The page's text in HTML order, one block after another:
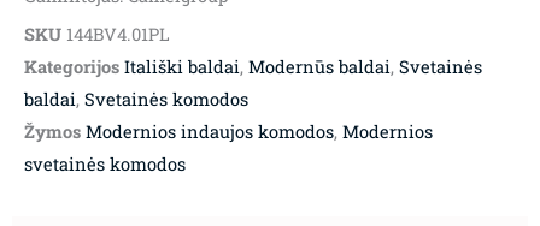
SKU 144BV4.01PL
Kategorijos Itališki baldai, Modernūs baldai, Svetainės
baldai, Svetainės komodos
Žymos Modernios indaujos komodos, Modernios
svetainės komodos